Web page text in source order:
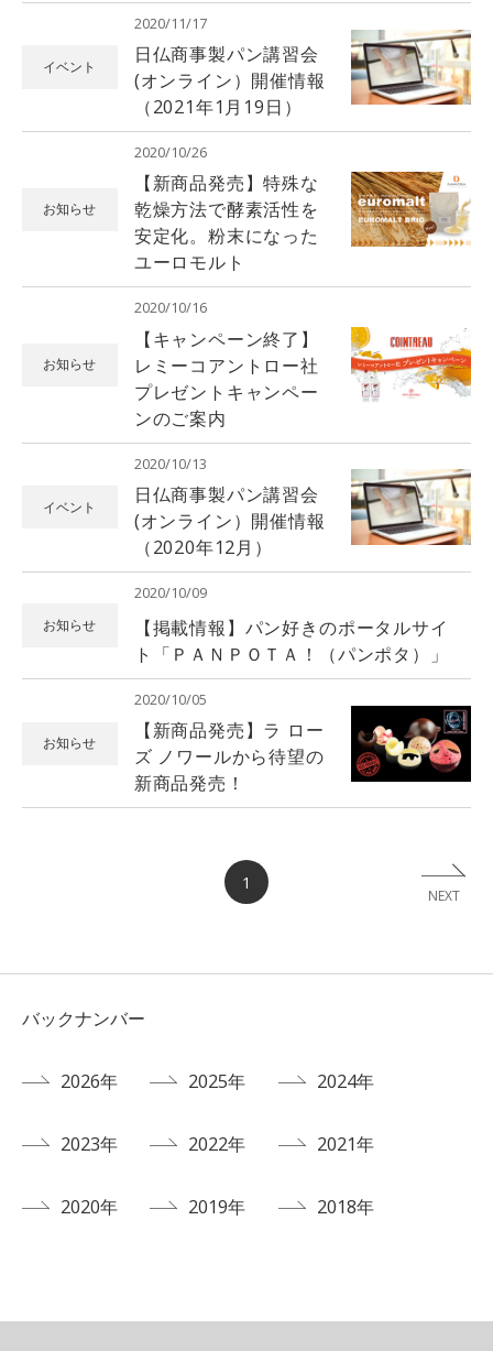
イベント
2020/11/17
日仏商事製パン講習会
(オンライン）開催情報
（2021年1月19日）
お知らせ
2020/10/26
【新商品発売】特殊な
乾燥方法で酵素活性を
安定化。粉末になった
ユーロモルト
お知らせ
2020/10/16
【キャンペーン終了】
レミーコアントロー社
プレゼントキャンペー
ンのご案内
イベント
2020/10/13
日仏商事製パン講習会
(オンライン）開催情報
（2020年12月）
お知らせ
2020/10/09
【掲載情報】パン好きのポータルサイ
ト「ＰＡＮＰＯＴＡ！（パンポタ）」
お知らせ
2020/10/05
【新商品発売】ラ ロー
ズ ノワールから待望の
新商品発売！
1
NEXT
バックナンバー
2026年 2025年 2024年
2023年 2022年 2021年
2020年 2019年 2018年